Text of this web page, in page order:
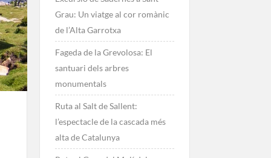
Grau: Un viatge al cor romànic
de l’Alta Garrotxa
Fageda de la Grevolosa: El
santuari dels arbres
monumentals
Ruta al Salt de Sallent:
l’espectacle de la cascada més
alta de Catalunya